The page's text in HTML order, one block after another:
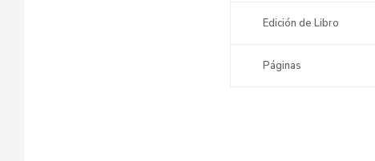
Edición de Libro
Páginas